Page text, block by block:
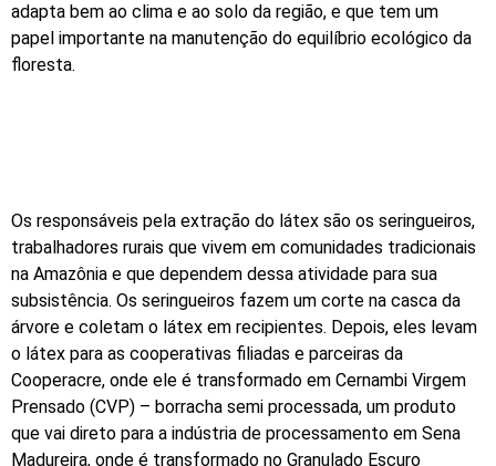
adapta bem ao clima e ao solo da região, e que tem um
papel importante na manutenção do equilíbrio ecológico da
floresta.
Os responsáveis pela extração do látex são os seringueiros,
trabalhadores rurais que vivem em comunidades tradicionais
na Amazônia e que dependem dessa atividade para sua
subsistência. Os seringueiros fazem um corte na casca da
árvore e coletam o látex em recipientes. Depois, eles levam
o látex para as cooperativas filiadas e parceiras da
Cooperacre, onde ele é transformado em Cernambi Virgem
Prensado (CVP) – borracha semi processada, um produto
que vai direto para a indústria de processamento em Sena
Madureira, onde é transformado no Granulado Escuro